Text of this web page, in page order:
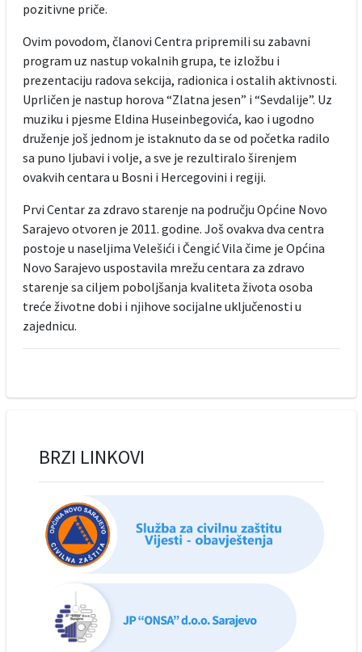
pozitivne priče.
Ovim povodom, članovi Centra pripremili su zabavni
program uz nastup vokalnih grupa, te izložbu i
prezentaciju radova sekcija, radionica i ostalih aktivnosti.
Uprličen je nastup horova “Zlatna jesen” i “Sevdalije”. Uz
muziku i pjesme Eldina Huseinbegovića, kao i ugodno
druženje još jednom je istaknuto da se od početka radilo
sa puno ljubavi i volje, a sve je rezultiralo širenjem
ovakvih centara u Bosni i Hercegovini i regiji.
Prvi Centar za zdravo starenje na području Općine Novo
Sarajevo otvoren je 2011. godine. Još ovakva dva centra
postoje u naseljima Velešići i Čengić Vila čime je Općina
Novo Sarajevo uspostavila mrežu centara za zdravo
starenje sa ciljem poboljšanja kvaliteta života osoba
treće životne dobi i njihove socijalne uključenosti u
zajednicu.
BRZI LINKOVI